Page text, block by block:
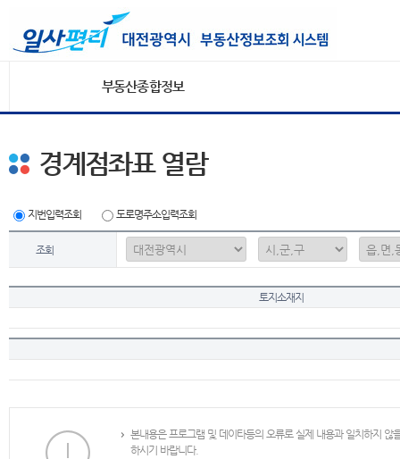
부동산종합정보
경계점좌표 열람
지번입력조회 도로명주소입력조회
조회
토지소재지
본내용은 프로그램 및 데이타등의 오류로 실제 내용과 일치하지
하시기 바랍니다.